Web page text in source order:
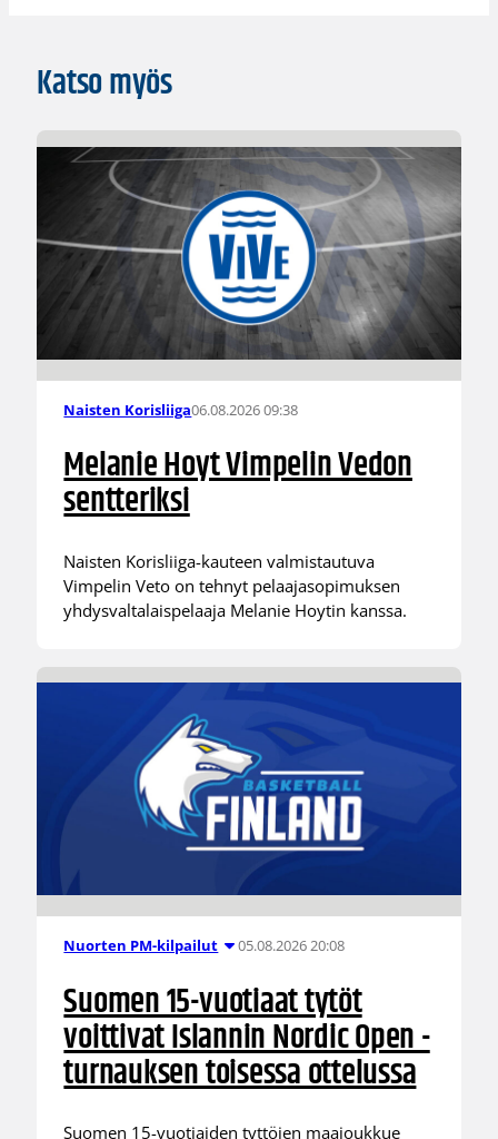
Katso myös
Naisten Korisliiga06.08.2026 09:38
Melanie Hoyt Vimpelin Vedon
sentteriksi
Naisten Korisliiga-kauteen valmistautuva
Vimpelin Veto on tehnyt pelaajasopimuksen
yhdysvaltalaispelaaja Melanie Hoytin kanssa.
Nuorten PM-kilpailut 05.08.2026 20:08
Suomen 15-vuotiaat tytöt
voittivat Islannin Nordic Open -
turnauksen toisessa ottelussa
Suomen 15-vuotiaiden tyttöjen maajoukkue